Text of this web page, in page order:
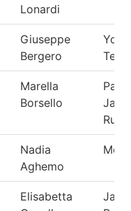
Lonardi
Giuseppe
Bergero
Marella
Borsello
Jack
Nadia
Aghemo
Elisabetta
Jack